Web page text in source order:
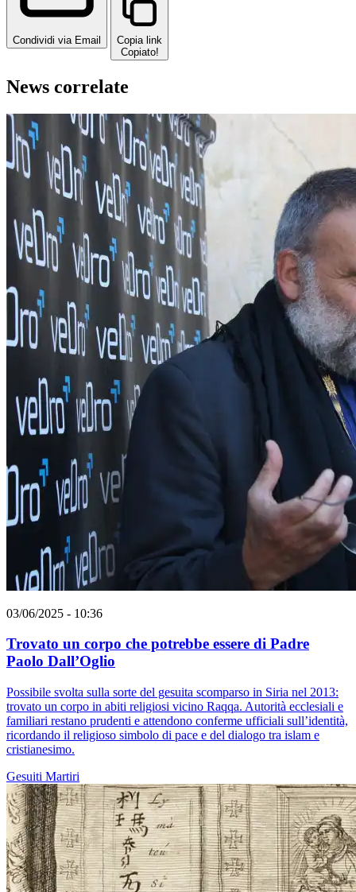
Condividi via Email
Copia link
Copiato!
News correlate
03/06/2025 - 10:36
Trovato un corpo che potrebbe essere di Padre
Paolo Dall’Oglio
Possibile svolta sulla sorte del gesuita scomparso in Siria nel 2013:
trovato un corpo in abiti religiosi vicino Raqqa. Autorità ecclesiali e
familiari restano prudenti e attendono conferme ufficiali sull’identità,
ricordando il religioso simbolo di pace e del dialogo tra islam e
cristianesimo.
Gesuiti Martiri